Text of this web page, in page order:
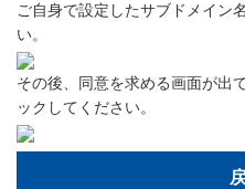
ご自身で設定したサブドメイン
い。
その後、同意を求める画面が出
ックしてください。